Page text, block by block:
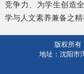
竞争力、为学生创造
学与人文素养兼备之精
版权所有
地址：沈阳市